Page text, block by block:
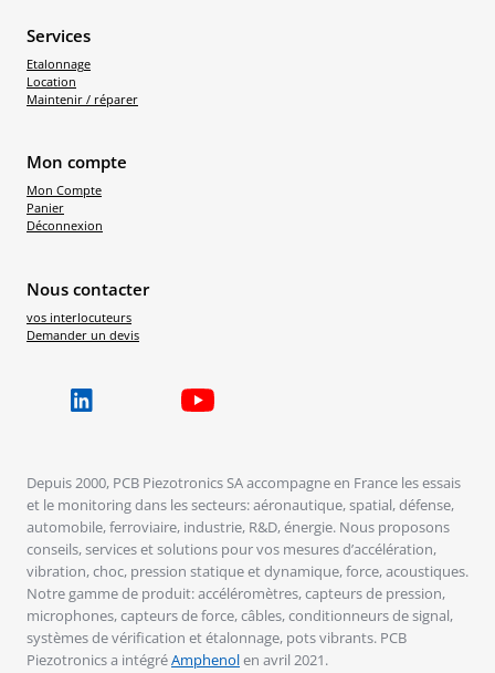
Services
Etalonnage
Location
Maintenir / réparer
Mon compte
Mon Compte
Panier
Déconnexion
Nous contacter
vos interlocuteurs
Demander un devis
Depuis 2000, PCB Piezotronics SA accompagne en France les essais
et le monitoring dans les secteurs: aéronautique, spatial, défense,
automobile, ferroviaire, industrie, R&D, énergie. Nous proposons
conseils, services et solutions pour vos mesures d’accélération,
vibration, choc, pression statique et dynamique, force, acoustiques.
Notre gamme de produit: accéléromètres, capteurs de pression,
microphones, capteurs de force, câbles, conditionneurs de signal,
systèmes de vérification et étalonnage, pots vibrants. PCB
Piezotronics a intégréAmphenolen avril 2021.